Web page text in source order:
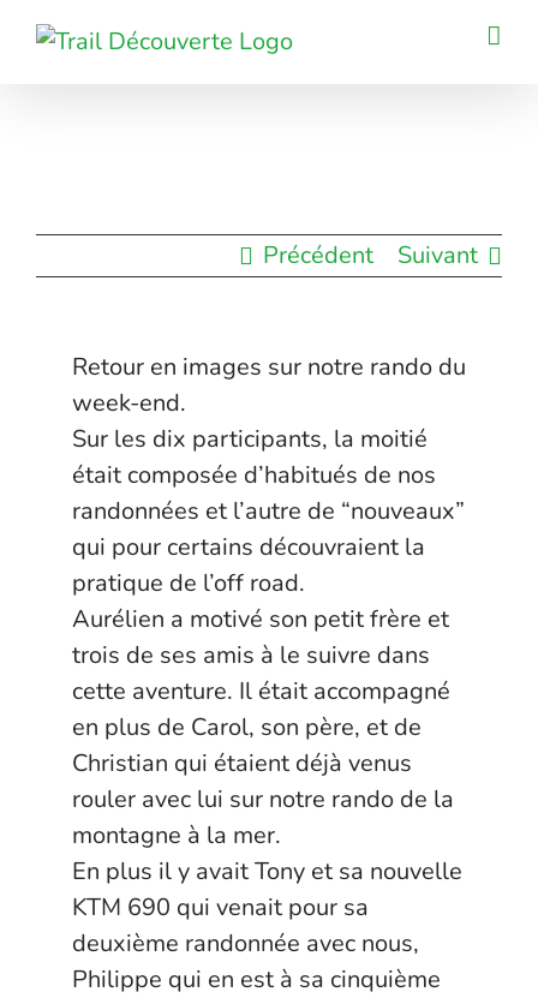
Passer
Précédent Suivant
Retour en images sur notre rando du
week-end.
Sur les dix participants, la moitié
était composée d’habitués de nos
randonnées et l’autre de “nouveaux”
qui pour certains découvraient la
pratique de l’off road.
Aurélien a motivé son petit frère et
trois de ses amis à le suivre dans
cette aventure. Il était accompagné
en plus de Carol, son père, et de
Christian qui étaient déjà venus
rouler avec lui sur notre rando de la
montagne à la mer.
En plus il y avait Tony et sa nouvelle
KTM 690 qui venait pour sa
deuxième randonnée avec nous,
Philippe qui en est à sa cinquième